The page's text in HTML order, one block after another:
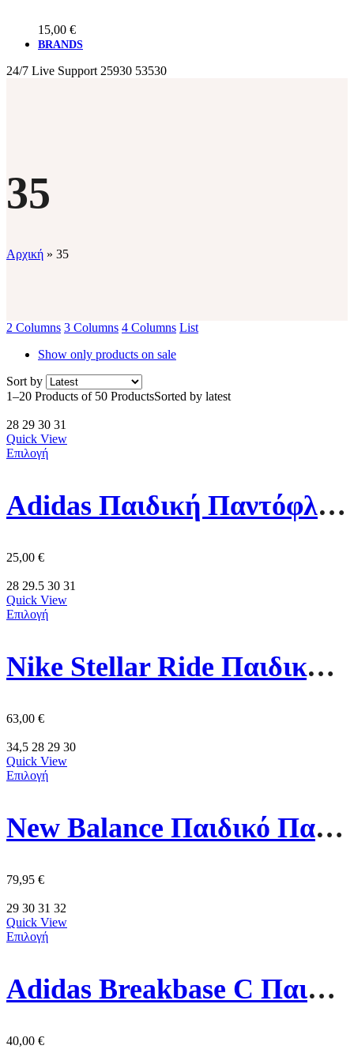
15,00 €
BRANDS
24/7 Live Support 25930 53530
35
Αρχική » 35
2 Columns 3 Columns 4 Columns List
Show only products on sale
Sort by
1–20 Products of 50 ProductsSorted by latest
28 29 30 31
Quick View
Επιλογή
Adidas Παιδική Παντόφλα JP5784 Εκρού
25,00 €
28 29.5 30 31
Quick View
Επιλογή
Nike Stellar Ride Παιδικό Παπούτσι HQ3267-404 Μπλε
63,00 €
34,5 28 29 30
Quick View
Επιλογή
New Balance Παιδικό Παπούτσι PZ530SB1 Ασημί/Μπλέ
79,95 €
29 30 31 32
Quick View
Επιλογή
Adidas Breakbase C Παιδικό Παπούτσι JR0206 Πράσινο
40,00 €